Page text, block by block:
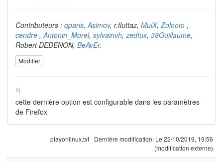
Contributeurs : qparis, Asimov, r.fluttaz, MulX, Zoloom ,
cendre , Antonin_Morel, sylvainvh, zedtux, 38Guillaume,
Robert DEDENON, BeAvEr.
Modifier
1)
cette dernière option est configurable dans les paramètres
de Firefox
playonlinux.txt Dernière modification: Le 22/10/2019, 19:56
(modification externe)